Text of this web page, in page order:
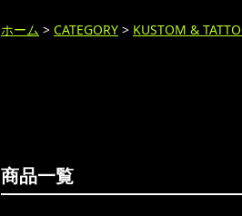
ホーム > CATEGORY > KUSTOM &
商品一覧